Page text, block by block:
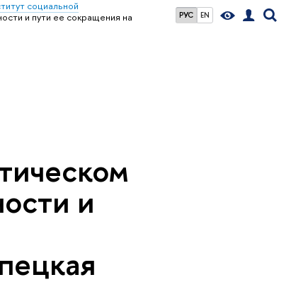
РУС EN
социальной
и пути ее сокращения на
и